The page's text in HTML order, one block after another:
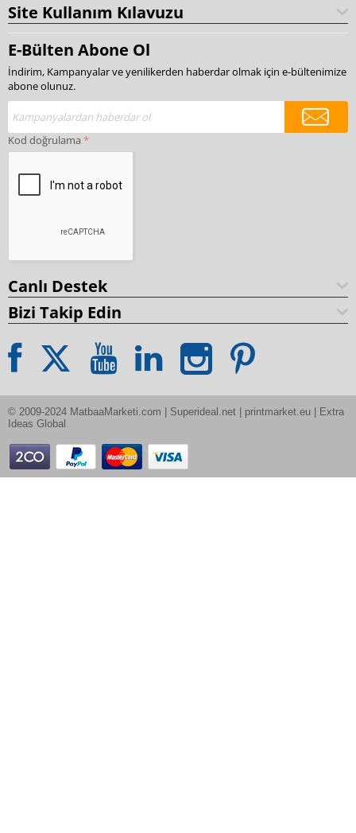
Site Kullanım Kılavuzu
E-Bülten Abone Ol
İndirim, Kampanyalar ve yenilikerden haberdar olmak için e-bültenimize
abone olunuz.
Kod doğrulama
Canlı Destek
Bizi Takip Edin
© 2009-2024 MatbaaMarketi.com | Superideal.net | printmarket.eu | Extra
Ideas Global